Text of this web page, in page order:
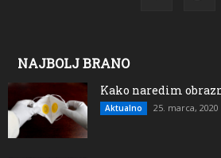
NAJBOLJ BRANO
Kako naredim
Aktualno 25. marca, 2020